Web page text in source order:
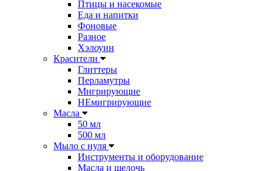
Птицы и насекомые
Еда и напитки
Фоновые
Разное
Хэлоуин
Красители
Глиттеры
Перламутры
Мигрирующие
НЕмигрирующие
Масла
50 мл
500 мл
Мыло с нуля
Инструменты и оборудование
Масла и щелочь